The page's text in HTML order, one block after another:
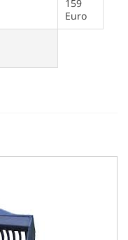
159
Euro